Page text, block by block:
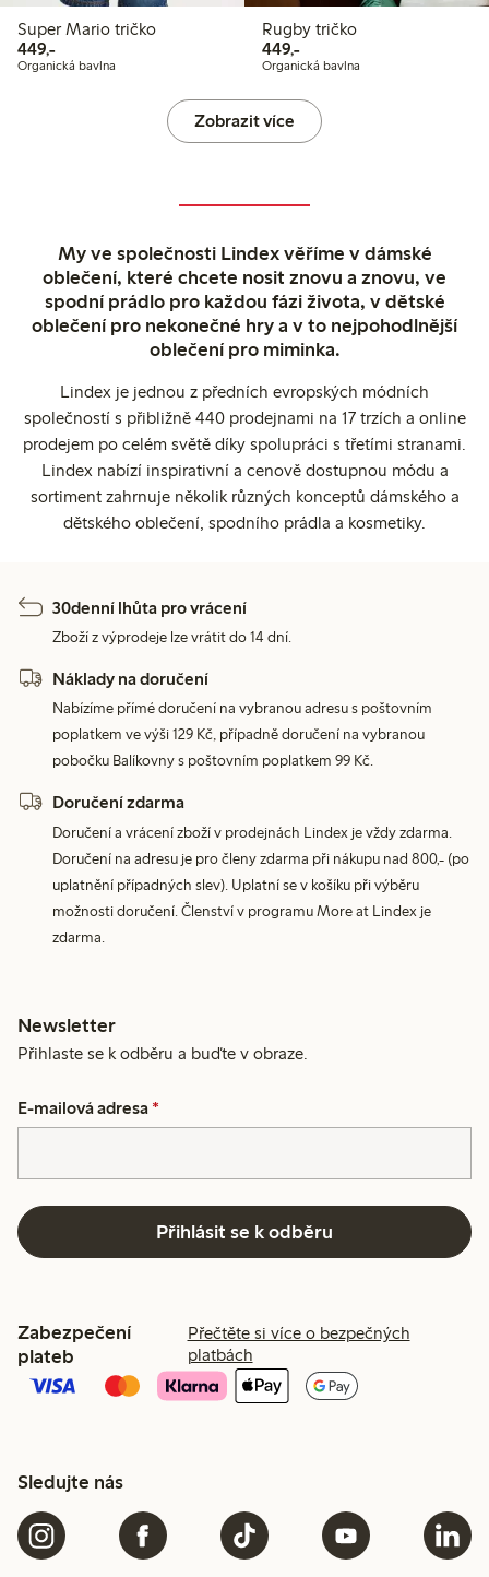
Super Mario tričko
449,-449,00 Kč
Organická bavlna
Rugby tričko
449,-449,00 Kč
Organická bavlna
Zobrazit více
My ve společnosti Lindex věříme v dámské
oblečení, které chcete nosit znovu a znovu, ve
spodní prádlo pro každou fázi života, v dětské
oblečení pro nekonečné hry a v to nejpohodlnější
oblečení pro miminka.
Lindex je jednou z předních evropských módních
společností s přibližně 440 prodejnami na 17 trzích a online
prodejem po celém světě díky spolupráci s třetími stranami.
Lindex nabízí inspirativní a cenově dostupnou módu a
sortiment zahrnuje několik různých konceptů dámského a
dětského oblečení, spodního prádla a kosmetiky.
30denní lhůta pro vrácení
Zboží z výprodeje lze vrátit do 14 dní.
Náklady na doručení
Nabízíme přímé doručení na vybranou adresu s poštovním
poplatkem ve výši 129 Kč, případně doručení na vybranou
pobočku Balíkovny s poštovním poplatkem 99 Kč.
Doručení zdarma
Doručení a vrácení zboží v prodejnách Lindex je vždy zdarma.
Doručení na adresu je pro členy zdarma při nákupu nad 800,- (po
uplatnění případných slev). Uplatní se v košíku při výběru
možnosti doručení. Členství v programu More at Lindex je
zdarma.
Newsletter
Přihlaste se k odběru a buďte v obraze.
E-mailová adresa *
Přihlásit se k odběru
Zabezpečení
plateb
Přečtěte si více o bezpečných
platbách
Sledujte nás